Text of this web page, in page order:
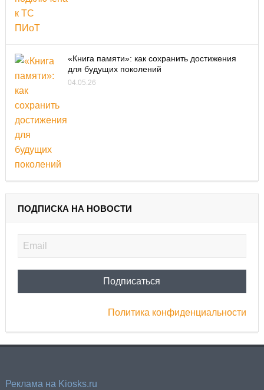
«Книга памяти»: как сохранить достижения
для будущих поколений
04.05.26
ПОДПИСКА НА НОВОСТИ
Политика конфиденциальности
Реклама на Kiosks.ru